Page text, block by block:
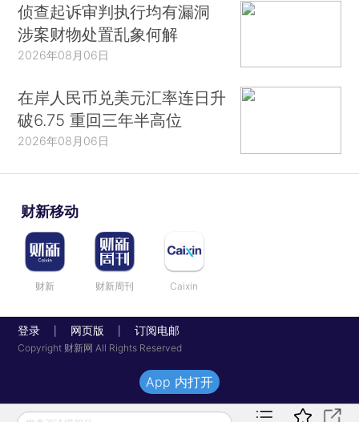
侦查起诉审判执行均有漏洞
涉案财物处置乱象何解
2026年08月06日
在岸人民币兑美元汇率连日升
破6.75 重回三年半高位
2026年08月06日
财新移动
财新 财新周刊 Caixin
登录 网页版 订阅电邮
Copyright 财新网 All Rights Reserved
App 内打开